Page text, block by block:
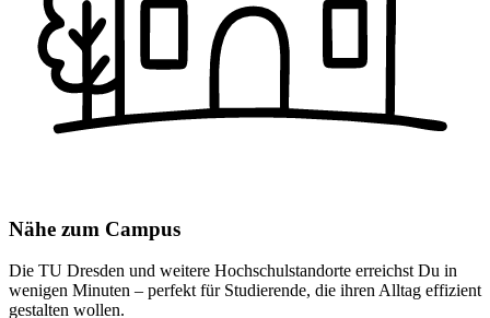
Nähe zum Campus
Die TU Dresden und weitere Hochschulstandorte erreichst Du in
wenigen Minuten – perfekt für Studierende, die ihren Alltag effizient
gestalten wollen.